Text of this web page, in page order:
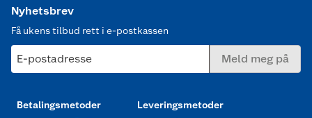
Nyhetsbrev
Få ukens tilbud rett i e-postkassen
E-postadresse Meld meg på
Betalingsmetoder Leveringsmetoder